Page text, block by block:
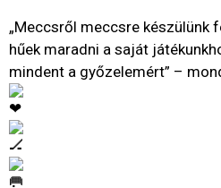
„Meccsről meccsre készülünk
hűek maradni a saját
mindent a győzelemért” –